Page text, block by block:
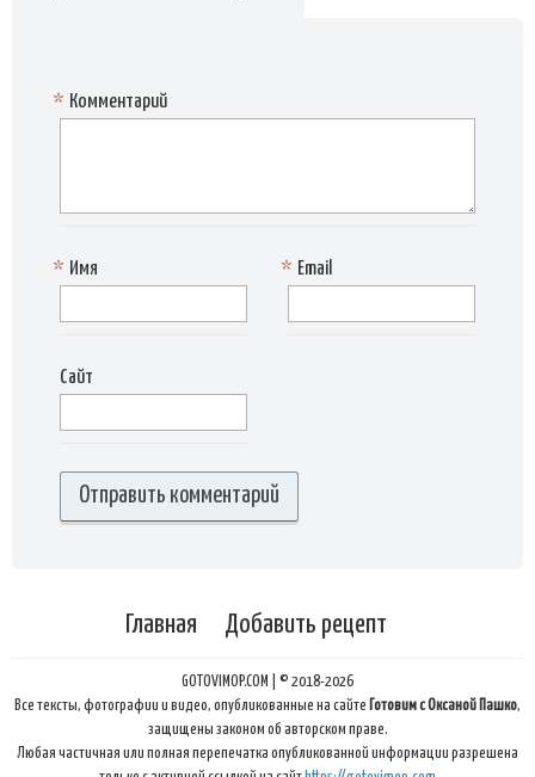
Комментарий
*
Имя
* Email
*
Сайт
Главная Добавить рецепт
GOTOVIMOP.COM | © 2018-2026
Все тексты, фотографии и видео, опубликованные на сайте Готовим с Оксаной Пашко,
защищены законом об авторском праве.
Любая частичная или полная перепечатка опубликованной информации разрешена